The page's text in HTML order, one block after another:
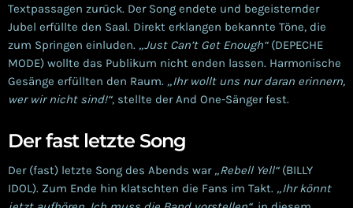
Textpassagen zurück. Der Song endete und begeisternder
Jubel erfüllte den Saal. Direkt erklangen bekannte Töne, die
zum Springen einluden. „Just Can’t Get Enough“(DEPECHE
MODE) wollte das Publikum nicht enden lassen. Harmonische
Gesänge erfüllten den Raum. „Ihr wollt uns nur daran erinnern,
wer wir nicht sind!“, stellte der And One-Sänger fest.
Der fast letzte Song
Der (fast) letzte Song des Abends war „Rebell Yell“(BILLY
IDOL). Zum Ende hin klatschten die Fans im Takt. „Ihr könnt